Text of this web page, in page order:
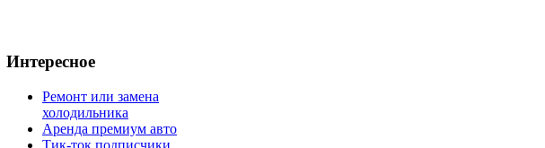
Интересное
Ремонт или замена
холодильника
Аренда премиум авто